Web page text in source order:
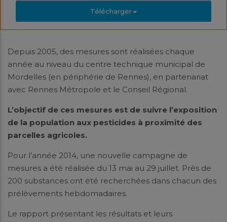
Télécharger
Depuis 2005, des mesures sont réalisées chaque
année au niveau du centre technique municipal de
Mordelles (en périphérie de Rennes), en partenariat
avec Rennes Métropole et le Conseil Régional.
L’objectif de ces mesures est de suivre l’exposition
de la population aux pesticides à proximité des
parcelles agricoles.
Pour l’année 2014, une nouvelle campagne de
mesures a été réalisée du 13 mai au 29 juillet. Près de
200 substances ont été recherchées dans chacun des
prélèvements hebdomadaires.
Le rapport présentant les résultats et leurs